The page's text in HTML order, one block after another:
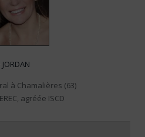
à Chamalières (63)
agréée ISCD